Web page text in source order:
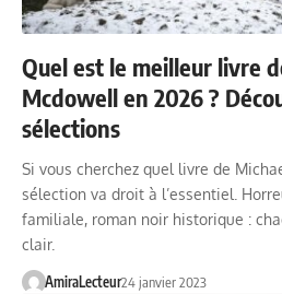
Quel est le meilleur livre
Mcdowell en 2026 ?
sélections
Si vous cherchez quel livre de
sélection va droit à l’essentiel.
familiale, roman noir historique :
clair.
AmiraLecteur24 janvier 2023